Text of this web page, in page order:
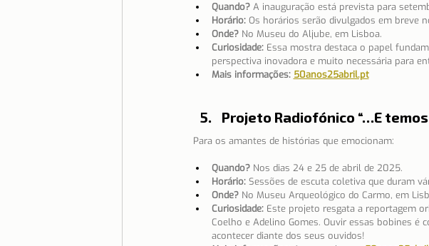
Quando? A inauguração está prevista para
Horário: Os horários serão divulgados em breve
Onde? No Museu do Aljube, em Lisboa.
Curiosidade: Essa mostra destaca o papel
perspectiva inovadora e muito necessária para
Mais informações: 50anos25abril.pt
Projeto Radiofónico “…E
Para os amantes de histórias que emocionam:
Quando? Nos dias 24 e 25 de abril de 2025.
Horário: Sessões de escuta coletiva que duram
Onde? No Museu Arqueológico do Carmo, em
Curiosidade: Este projeto resgata a reportagem
Coelho e Adelino Gomes. Ouvir essas bobines é
acontecer diante dos seus ouvidos!